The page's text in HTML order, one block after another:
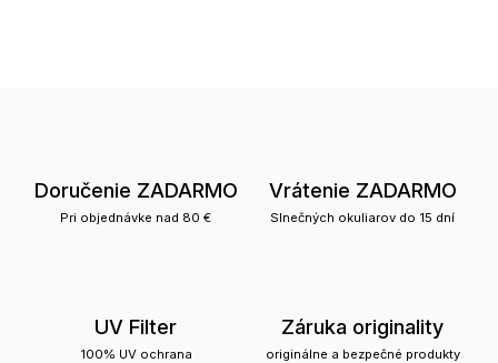
Doručenie ZADARMO
Pri objednávke nad 80 €
Vrátenie ZADARMO
Slnečných okuliarov do 15 dní
UV Filter
100% UV ochrana
Záruka originality
originálne a bezpečné produkty